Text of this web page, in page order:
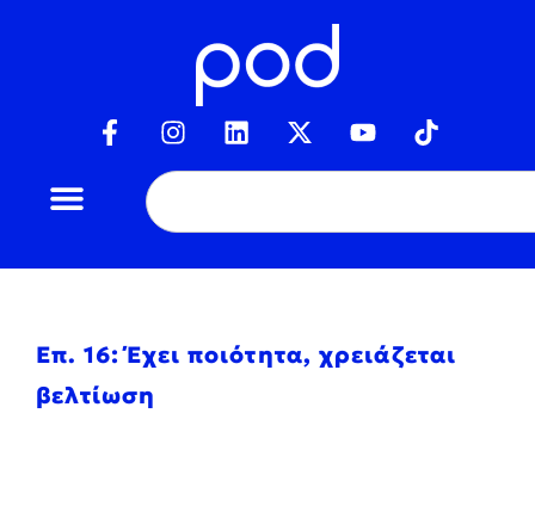
Επ. 16: Έχει ποιότητα, χρειάζεται
βελτίωση